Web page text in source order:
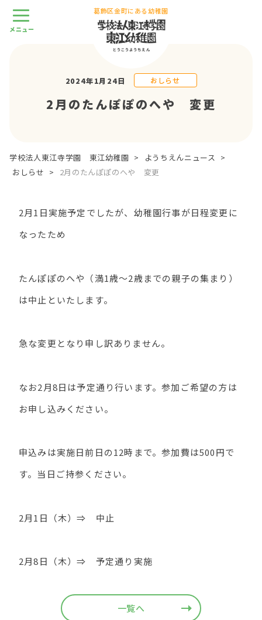
葛飾区金町にある幼稚園
2024年1月24日 おしらせ
2月のたんぽぽのへや 変更
学校法人東江寺学園 東江幼稚園 > ようちえんニュース >
おしらせ > 2月のたんぽぽのへや 変更
2月1日実施予定でしたが、幼稚園行事が日程変更に
なったため
たんぽぽのへや（満1歳～2歳までの親子の集まり）
は中止といたします。
急な変更となり申し訳ありません。
なお2月8日は予定通り行います。参加ご希望の方は
お申し込みください。
申込みは実施日前日の12時まで。参加費は500円で
す。当日ご持参ください。
2月1日（木）⇒ 中止
2月8日（木）⇒ 予定通り実施
一覧へ